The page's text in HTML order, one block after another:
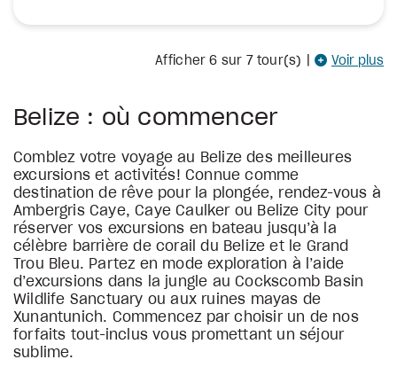
Afficher6 sur 7 tour(s) Voir plus
Belize : où commencer
Comblez votre voyage au Belize des meilleures
excursions et activités! Connue comme
destination de rêve pour la plongée, rendez-vous à
Ambergris Caye, Caye Caulker ou Belize City pour
réserver vos excursions en bateau jusqu’à la
célèbre barrière de corail du Belize et le Grand
Trou Bleu. Partez en mode exploration à l’aide
d’excursions dans la jungle au Cockscomb Basin
Wildlife Sanctuary ou aux ruines mayas de
Xunantunich. Commencez par choisir un de nos
forfaits tout-inclus vous promettant un séjour
sublime.